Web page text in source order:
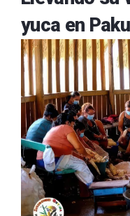
yuca en